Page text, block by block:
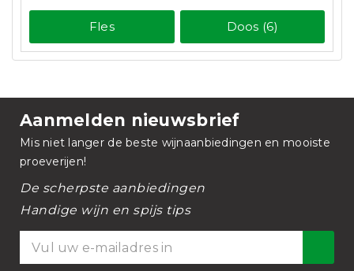
Fles Doos (6)
Aanmelden nieuwsbrief
Mis niet langer de beste wijnaanbiedingen en mooiste
proeverijen!
De scherpste aanbiedingen
Handige wijn en spijs tips